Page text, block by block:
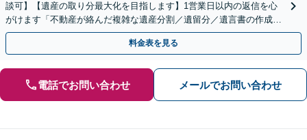
談可】【遺産の取り分最大化を目指します】1営業日以内の返信を心
がけます「不動産が絡んだ複雑な遺産分割／遺留分／遺言書の作成・
執行／事業承継など、お任せください」【休日相談あり】
料金表を見る
電話でお問い合わせ メールでお問い合わせ